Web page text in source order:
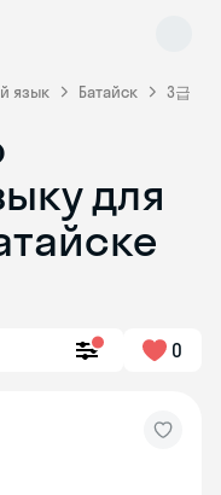
язык Батайск 3급
для
0